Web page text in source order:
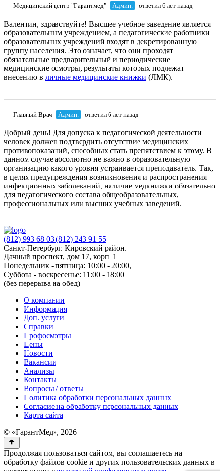
Медицинский центр "Гарантмед" Админ. ответил 6 лет назад
Валентин, здравствуйте! Высшее учебное заведение является
образовательным учреждением, а педагогические работники
образовательных учреждений входят в декретированную
группу населения. Это означает, что они проходят
обязательные предварительный и периодические
медицинские осмотры, результаты которых подлежат
внесению в личные медицинские книжки (ЛМК).
Главный Врач Админ. ответил 6 лет назад
Добрый день! Для допуска к педагогической деятельности
человек должен подтвердить отсутствие медицинских
противопоказаний, способных стать препятствием к этому. В
данном случае абсолютно не важно в образовательную
организацию какого уровня устраивается преподаватель. Так,
в целях предупреждения возникновения и распространения
инфекционных заболеваний, наличие медкнижки обязательно
для педагогического состава общеобразовательных,
профессиональных или высших учебных заведений.
(812) 993 68 03 (812) 243 91 55
Санкт-Петербург, Кировский район,
Дачный проспект, дом 17, корп. 1
Понедельник - пятница: 10:00 - 20:00,
Суббота - воскресенье: 11:00 - 18:00
(без перерыва на обед)
О компании
Информация
Доп. услуги
Справки
Профосмотры
Цены
Новости
Вакансии
Анализы
Контакты
Вопросы / ответы
Политика обработки персональных данных
Согласие на обработку персональных данных
Карта сайта
© «ГарантМед», 2026
Продолжая пользоваться сайтом, вы соглашаетесь на
обработку файлов cookie и других пользовательских данных в